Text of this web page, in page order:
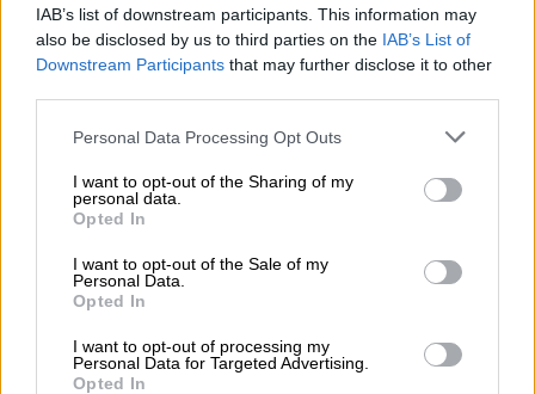
IAB’s list of downstream participants. This information may
also be disclosed by us to third parties on the IAB’s List of
Downstream Participants that may further disclose it to other
Please note that this website/app uses one or more Google
not limited to your visit or usage behaviour. You may click to
grant or deny consent to Google and its third-party tags to
use your data for below specified purposes in below Google
consent section.
Personal Data Processing Opt Outs
I want to opt-out of the Sharing of my
personal data.
Opted In
I want to opt-out of the Sale of my
Personal Data.
Opted In
I want to opt-out of processing my
Personal Data for Targeted Advertising.
Opted In
Από τότε έως σήμερα γράφει παιδικά
μυθιστορήματα, πέντε από τα οποία (Το
κινέζικης πάπιας) διδάσκονται στο
Πανεπιστήμιο Αιγαίου, στο Τμήμα Δημοτικής
Εκπαίδευσης, σε μετεκπαιδευόμενους
Είχε βραβευτεί αρκετές φορές για τα βιβλία
Οι άρχοντες των σκουπιδιών - Βραβείο